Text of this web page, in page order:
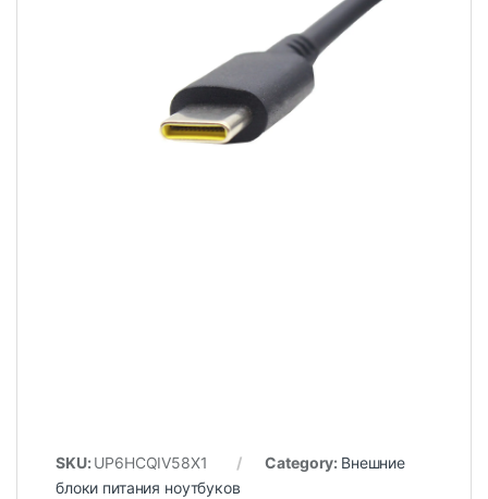
SKU: UP6HCQIV58X1 Category: Внешние
блоки питания ноутбуков